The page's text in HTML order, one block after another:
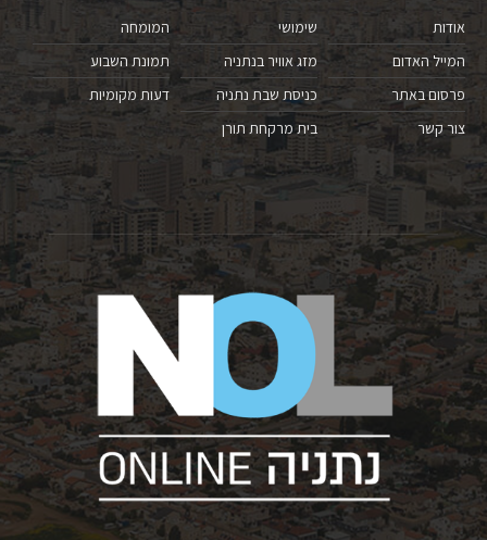
אודות
המייל האדום
פרסום באתר
צור קשר
שימושי
מזג אוויר בנתניה
כניסת שבת נתניה
בית מרקחת תורן
המומחה
תמונת השבוע
דעות מקומיות